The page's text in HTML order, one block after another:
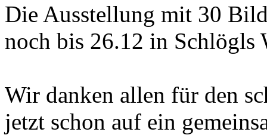
Die Ausstellung mit 30
noch bis 26.12 in Schlögls
Wir danken allen für den
jetzt schon auf ein